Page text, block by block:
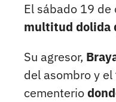
El sábado 19 de
multitud dolida
Su agresor,
del asombro y el
cementerio